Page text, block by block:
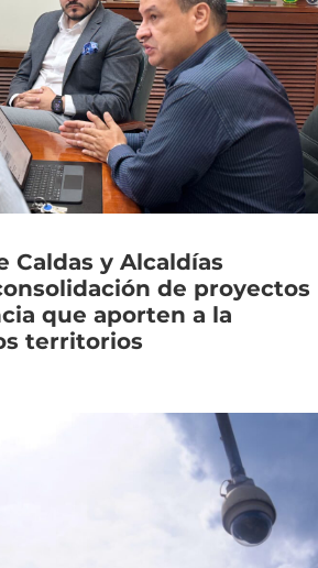
Caldas y Alcaldías
de proyectos
que aporten a la
territorios